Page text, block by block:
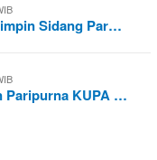
Sidang Par…
Paripurna KUPA …